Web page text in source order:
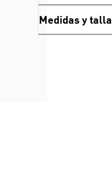
Medidas y talla